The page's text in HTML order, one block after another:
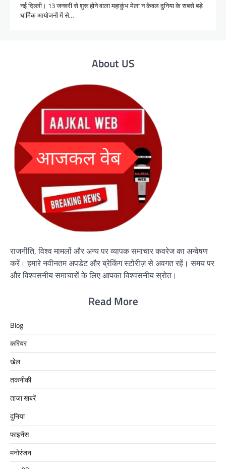
नई दिल्ली। 13 जनवरी से शुरू होने वाला महाकुंभ मेला न केवल दुनिया के सबसे बड़े
धार्मिक आयोजनों में से…
About US
राजनीति, विश्व मामलों और अन्य पर व्यापक समाचार कवरेज का अन्वेषण
करें। हमारे नवीनतम अपडेट और ब्रेकिंग स्टोरीज़ से अवगत रहें। समय पर
और विश्वसनीय समाचारों के लिए आपका विश्वसनीय स्रोत।
Read More
Blog
करियर
खेल
तकनीकी
ताजा खबरें
दुनिया
फाइनेंस
मनोरंजन